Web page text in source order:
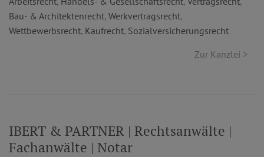
Bau- & Architektenrecht, Werkvertragsrecht,
Wettbewerbsrecht, Kaufrecht, Sozialversicherungsrecht
Zur Kanzlei >
IBERT & PARTNER | Rechtsanwälte |
Fachanwälte | Notar